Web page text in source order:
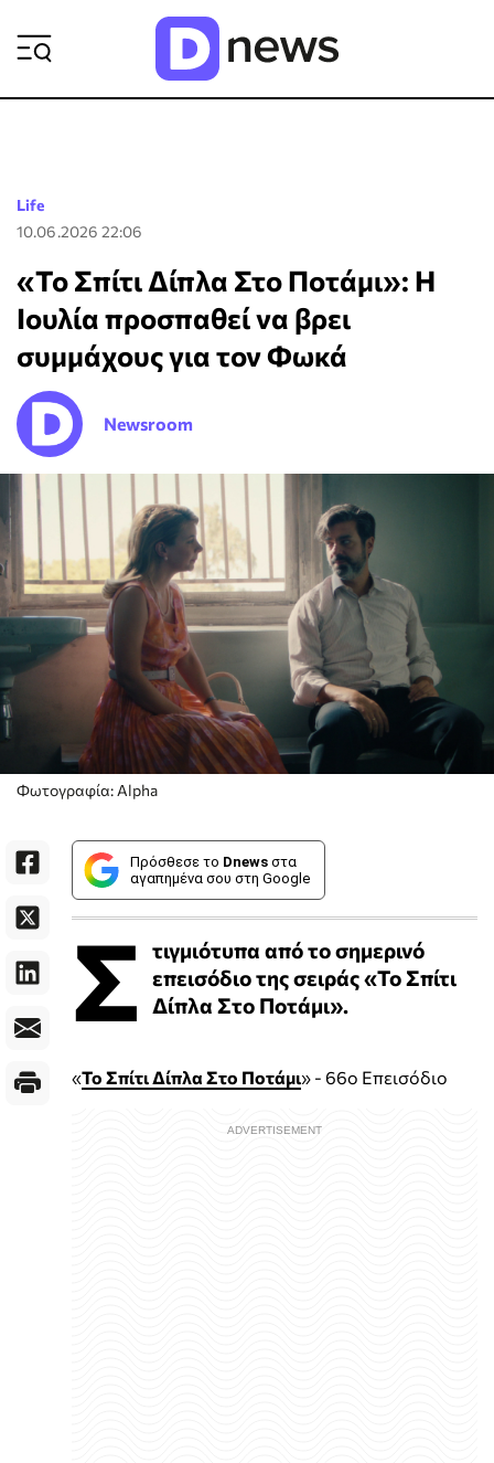
Life
10.06.2026 22:06
«Το Σπίτι Δίπλα Στο Ποτάμι»: Η
Ιουλία προσπαθεί να βρει
συμμάχους για τον Φωκά
Newsroom
Φωτογραφία: Alpha
Πρόσθεσε το Dnews στα
αγαπημένα σου στη Google
Σ τιγμιότυπα από το σημερινό
επεισόδιο της σειράς «Το Σπίτι
Δίπλα Στο Ποτάμι».
«Το Σπίτι Δίπλα Στο Ποτάμι» - 66ο Επεισόδιο